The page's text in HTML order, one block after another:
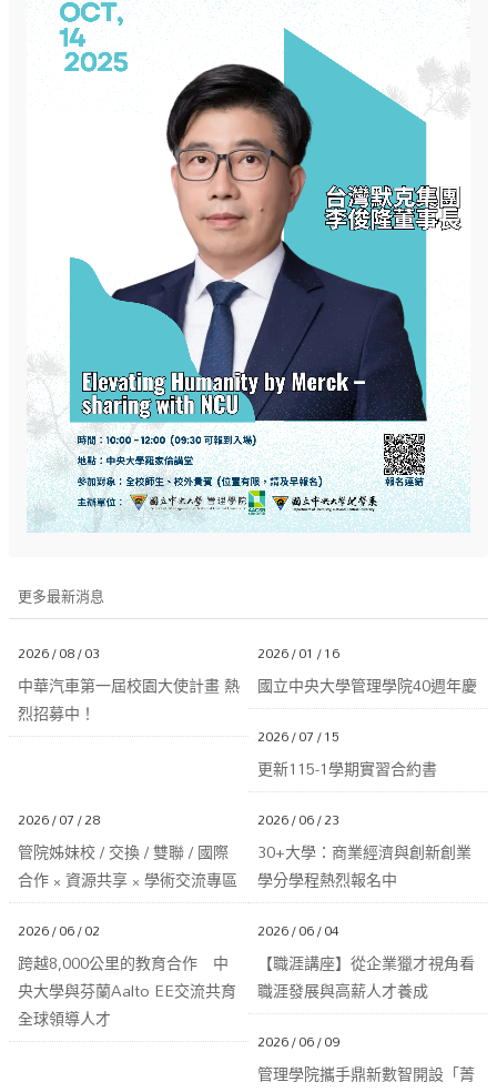
更多最新消息
2026 / 08 / 03
中華汽車第一屆校園大使計畫 熱
烈招募中！
2026 / 01 / 16
國立中央大學管理學院40週年慶
2026 / 07 / 15
更新115-1學期實習合約書
2026 / 07 / 28
管院姊妹校 / 交換 / 雙聯 / 國際
合作 × 資源共享 × 學術交流專區
2026 / 06 / 23
30+大學：商業經濟與創新創業
學分學程熱烈報名中
2026 / 06 / 02
跨越8,000公里的教育合作 中
央大學與芬蘭Aalto EE交流共育
全球領導人才
2026 / 06 / 04
【職涯講座】從企業獵才視角看
職涯發展與高薪人才養成
2026 / 06 / 09
管理學院攜手鼎新數智開設「菁